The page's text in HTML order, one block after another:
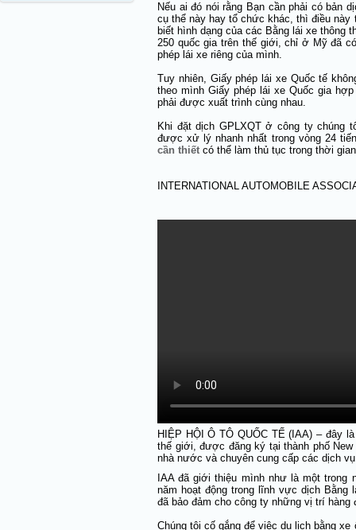
Nếu ai đó nói rằng Bạn cần phải có bản
cụ thể này hay tổ chức khác, thì điều
biết hình dạng của các Bằng lái xe
250 quốc gia trên thế giới, chỉ ở Mỹ đã
phép lái xe riêng của mình.
Tuy nhiên, Giấy phép lái xe Quốc tế
theo mình Giấy phép lái xe Quốc gia
phải được xuất trình cùng nhau.
Khi đặt dịch GPLXQT ở công ty chúng
được xử lý nhanh nhất trong vòng 24
cần thiết có thể làm thủ tục trong thời
INTERNATIONAL AUTOMOBILE
HIỆP HỘI Ô TÔ QUỐC TẾ (IAA) – đây
thế giới, được đăng ký tại thành phố
nhà nước và chuyên cung cấp các dịch
IAA đã giới thiệu mình như là một
năm hoạt động trong lĩnh vực dịch Bằng
đã bảo đảm cho công ty những vị trí
Chúng tôi cố gắng để việc du lịch bằng